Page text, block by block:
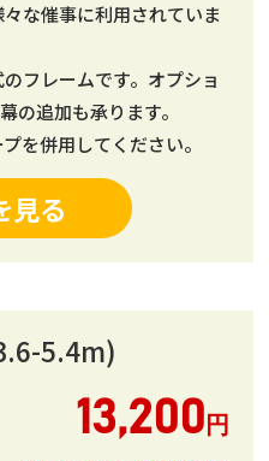
な催事に利用されていま
フレームです。オプショ
の追加も承ります。
を併用してください。
見る
5.4m)
13,200 円